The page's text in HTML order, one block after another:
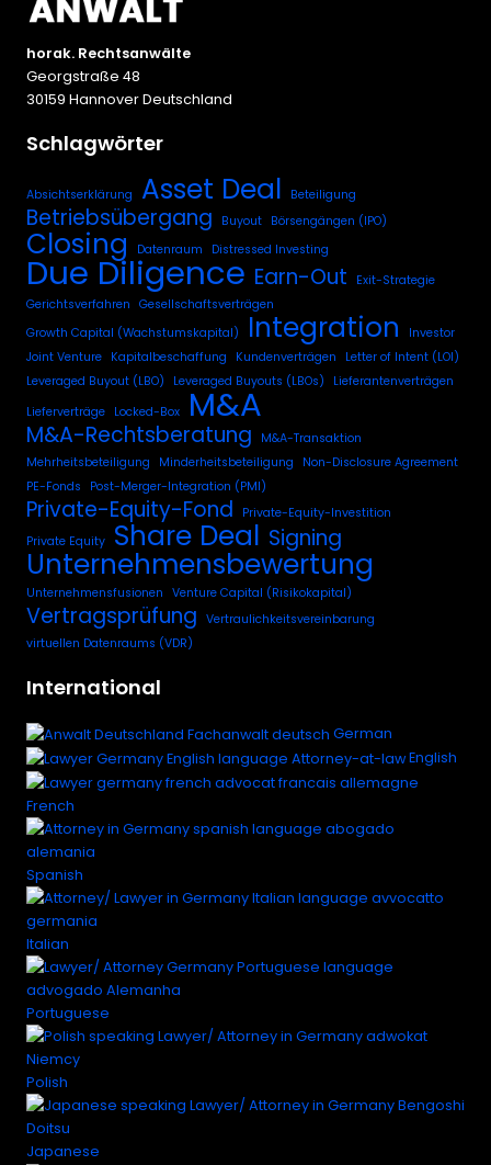
horak. Rechtsanwälte
Georgstraße 48
30159 Hannover Deutschland
Schlagwörter
Absichtserklärung Asset Deal Beteiligung
Betriebsübergang Buyout Börsengängen (IPO)
Closing Datenraum Distressed Investing
Due Diligence Earn-Out
Exit-Strategie
Gerichtsverfahren Gesellschaftsverträgen
Growth Capital (Wachstumskapital)
Integration
Investor
Joint Venture Kapitalbeschaffung Kundenverträgen
Letter of Intent (LOI)
Leveraged Buyout (LBO)
Leveraged Buyouts (LBOs)
Lieferantenverträgen
Lieferverträge Locked-Box M&A
M&A-Rechtsberatung
M&A-Transaktion
Mehrheitsbeteiligung
Minderheitsbeteiligung
Non-Disclosure Agreement
PE-Fonds
Post-Merger-Integration (PMI)
Private-Equity-Fond
Private-Equity-Investition
Private Equity Share Deal Signing
Unternehmensbewertung
Unternehmensfusionen Venture Capital (Risikokapital)
Vertragsprüfung Vertraulichkeitsvereinbarung
virtuellen Datenraums (VDR)
International
German
English
French
Spanish
Italian
Portuguese
Polish
Japanese